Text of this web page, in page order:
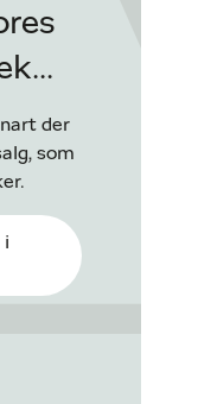
der
som
i